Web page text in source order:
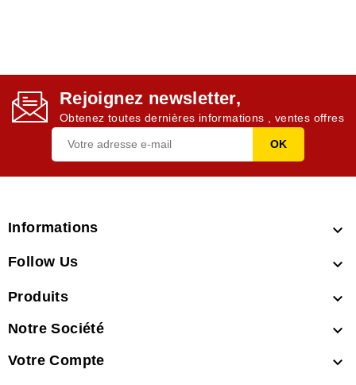
Rejoignez newsletter,
Obtenez toutes dernières informations , ventes offres
Informations 
Follow Us 
Produits 
Notre Société 
Votre Compte 